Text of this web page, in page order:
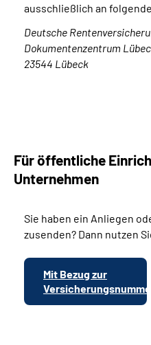
ausschließlich an
Deutsche
Dokumentenzentrum
23544 Lübeck
Für öffentliche
Unternehmen
Sie haben ein Anliegen
zusenden? Dann nutzen
Mit Bezug zur
Versicherungsnummer